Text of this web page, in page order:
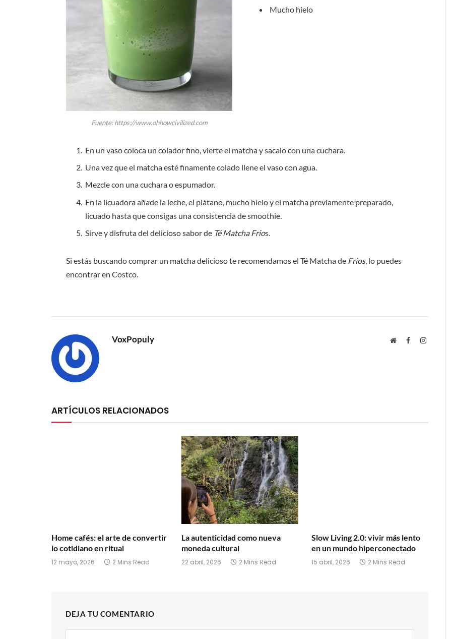
Fuente: https://www.ohhowcivilized.com
Mucho hielo
En un vaso coloca un colador fino, vierte el matcha y sacalo con una cuchara.
Una vez que el matcha esté finamente colado llene el vaso con agua.
Mezcle con una cuchara o espumador.
En la licuadora añade la leche, el plátano, mucho hielo y el matcha previamente preparado,
licuado hasta que consigas una consistencia de smoothie.
Sirve y disfruta del delicioso sabor de Té Matcha Frios.
Si estás buscando comprar un matcha delicioso te recomendamos el Té Matcha de Frios, lo puedes
encontrar en Costco.
VoxPopuly WebsiteFacebookInstagram
ARTÍCULOS RELACIONADOS
Home cafés: el arte de convertir
lo cotidiano en ritual
12 mayo, 2026 2 Mins Read
La autenticidad como nueva
moneda cultural
22 abril, 2026 2 Mins Read
Slow Living 2.0: vivir más lento
en un mundo hiperconectado
15 abril, 2026 2 Mins Read
DEJA TU COMENTARIO